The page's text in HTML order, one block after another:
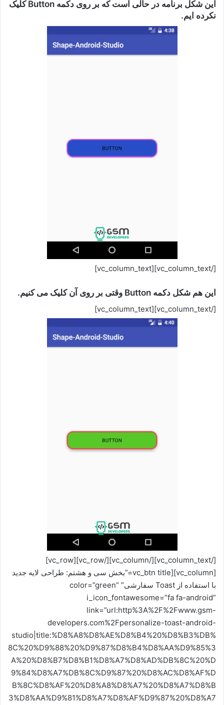
این شکل برنامه در حالی است که بر روی دکمه Button کلیک
نکرده ایم.
[/vc_column_text][vc_column_text]
این هم شکل دکمه Button وقتی بر روی آن کلیک می کنیم.
[/vc_column_text][vc_column_text]
[/vc_column_text][/vc_column][/vc_row][vc_row]
[vc_column][vc_btn title=”بخش سی و هشتم: طراحی لایه جدید
با استفاده از Toast سفارشی” color=”green”
i_icon_fontawesome=”fa fa-android”
link=”url:http%3A%2F%2Fwww.gsm-
developers.com%2Fpersonalize-toast-android-
studio|title:%D8%A8%D8%AE%D8%B4%20%D8%B3%DB%
8C%20%D9%88%20%D9%87%D8%B4%D8%AA%D9%85%3
A%20%D8%B7%D8%B1%D8%A7%D8%AD%DB%8C%20%D
9%84%D8%A7%DB%8C%D9%87%20%D8%AC%D8%AF%D
B%8C%D8%AF%20%D8%A8%D8%A7%20%D8%A7%D8%B
3%D8%AA%D9%81%D8%A7%D8%AF%D9%87%20%D8%A7